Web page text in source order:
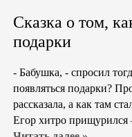
Сказка о том,
подарки
- Бабушка, - спросил
появляться подарки?
рассказала, а как там
Егор хитро